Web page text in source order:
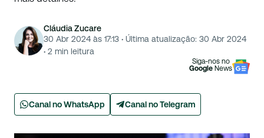
Cláudia Zucare
30 Abr 2024 às 17:13 · Última atualização: 30 Abr 2024
· 2 min leitura
Siga-nos no
Google News
Canal no WhatsApp Canal no Telegram